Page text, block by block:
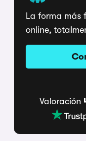
La forma más
online,
Valoración